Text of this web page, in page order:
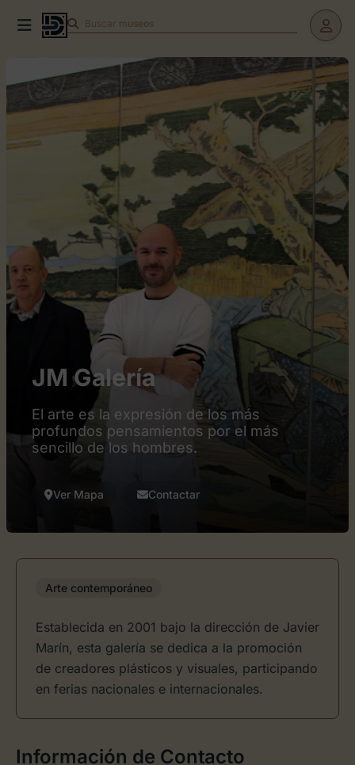
Buscar museos
JM Galería
El arte es la expresión de los más
profundos pensamientos por el más
sencillo de los hombres.
Ver Mapa Contactar
Arte contemporáneo
Establecida en 2001 bajo la dirección de Javier
Marín, esta galería se dedica a la promoción
de creadores plásticos y visuales, participando
en ferias nacionales e internacionales.
Información de Contacto